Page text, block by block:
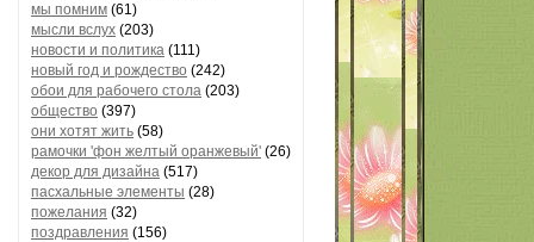
мы помним (61)
мысли вслух (203)
новости и политика (111)
новый год и рождество (242)
обои для рабочего стола (203)
общество (397)
они хотят жить (58)
рамочки 'фон желтый оранжевый' (26)
декор для дизайна (517)
пасхальные элементы (28)
пожелания (32)
поздравления (156)